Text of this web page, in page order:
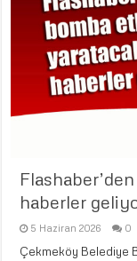
haberler
5 Haziran 2026 0
Çekmeköy Belediye